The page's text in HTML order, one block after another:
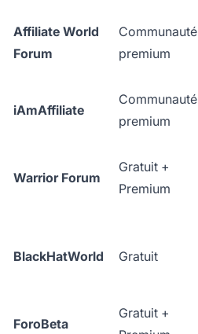
Affiliate World
Forum
Communauté
premium
iAmAffiliate
Communauté
premium
Warrior Forum
Gratuit +
Premium
BlackHatWorld Gratuit
ForoBeta
Gratuit +